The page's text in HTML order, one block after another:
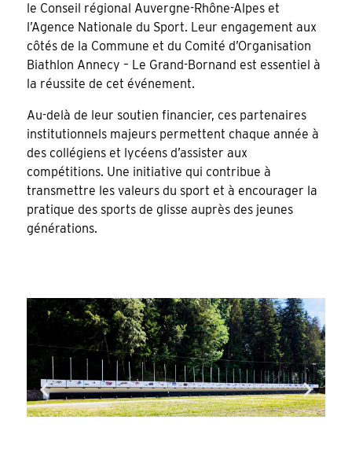
le Conseil régional Auvergne-Rhône-Alpes et
l’Agence Nationale du Sport. Leur engagement aux
côtés de la Commune et du Comité d’Organisation
Biathlon Annecy – Le Grand-Bornand est essentiel à
la réussite de cet événement.
Au-delà de leur soutien financier, ces partenaires
institutionnels majeurs permettent chaque année à
des collégiens et lycéens d’assister aux
compétitions. Une initiative qui contribue à
transmettre les valeurs du sport et à encourager la
pratique des sports de glisse auprès des jeunes
générations.